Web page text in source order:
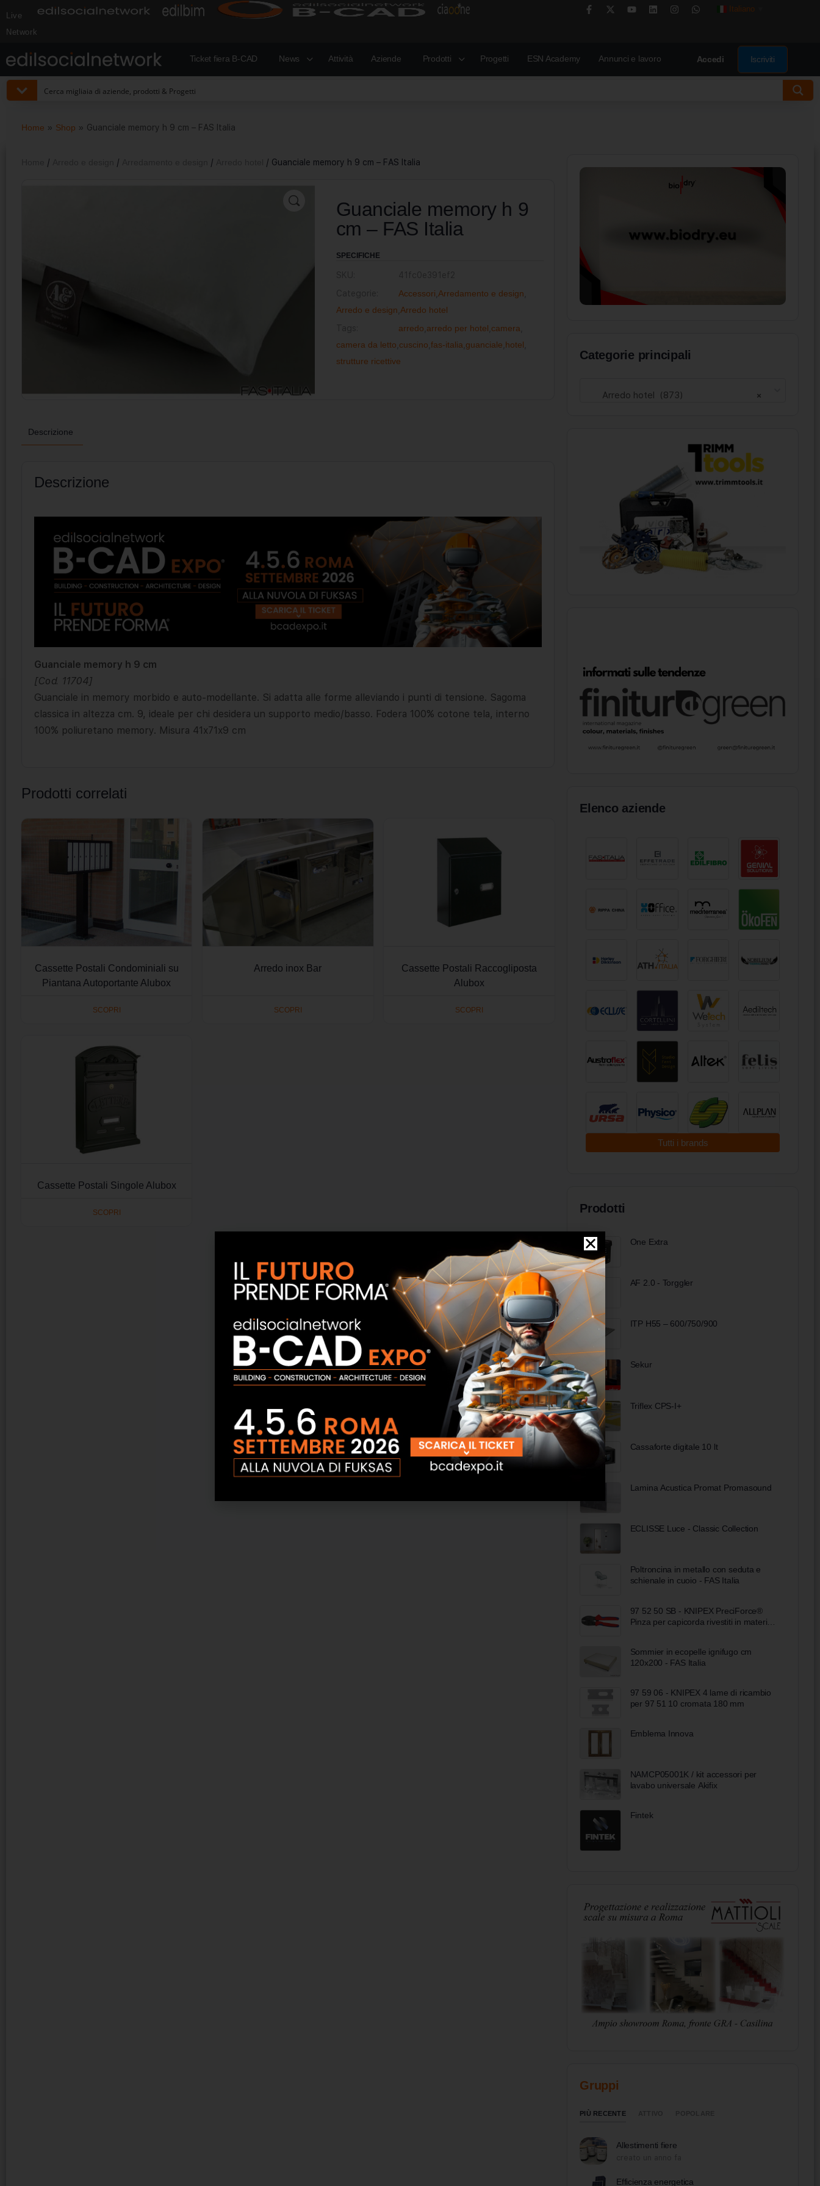
Live
Network
Italiano
Ticket fiera B-CAD News Attività Aziende Prodotti Progetti ESN Academy Annunci e lavoro Accedi Iscriviti
Home » Shop » Guanciale memory h 9 cm – FAS Italia
/ / / / Guanciale memory h 9 cm – FAS Italia
Guanciale memory h 9
cm – FAS Italia
SPECIFICHE
Accessori Arredamento e design
Arredo e design Arredo hotel
arredo arredo per hotel camera
camera da letto cuscino fas-italia guanciale hotel
strutture ricettive
Descrizione
Descrizione
Guanciale memory h 9 cm
[Cod. 11704]
Guanciale in memory morbido e auto-modellante. Si adatta alle forme alleviando i punti di tensione. Sagoma
classica in altezza cm. 9, ideale per chi desidera un supporto medio/basso. Fodera 100% cotone tela, interno
100% poliuretano memory. Misura 41x71x9 cm
Prodotti correlati
Cassette Postali Condominiali su
Piantana Autoportante Alubox
SCOPRI
Arredo inox Bar
SCOPRI
Cassette Postali Raccogliposta
Alubox
SCOPRI
Cassette Postali Singole Alubox
SCOPRI
Categorie principali
×
Arredo hotel (873)
Elenco aziende
Tutti i brands
Prodotti
One Extra
AF 2.0 - Torggler
ITP H55 – 600/750/900
Sekur
Triflex CPS-I+
Cassaforte digitale 10 lt
Lamina Acustica Promat Promasound
ECLISSE Luce - Classic Collection
Poltroncina in metallo con seduta e
schienale in cuoio - FAS Italia
97 52 50 SB - KNIPEX PreciForce®
Pinza per capicorda rivestiti in materiale
Sommier in ecopelle ignifugo cm
120x200 - FAS Italia
97 59 06 - KNIPEX 4 lame di ricambio
per 97 51 10 cromata 180 mm
Emblema Innova
NAMCP05001K / kit accessori per
lavabo universale Akifix
Fintek
Gruppi
PIÙ RECENTE
Allestimenti fiere
Efficienza energetica